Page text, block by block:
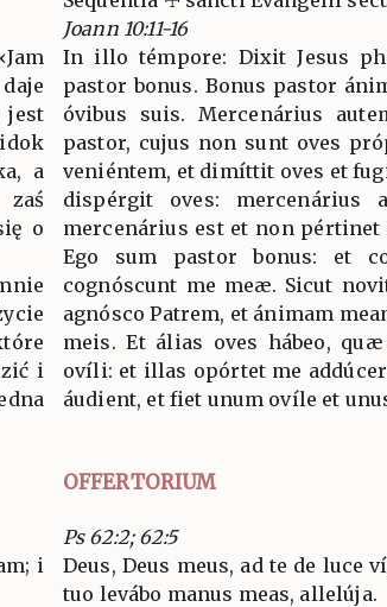
jest
a
o
i
Joann 10:11-16
In illo témpore: Dixit Jesus
pastor bonus. Bonus pastor
óvibus suis. Mercenárius
pastor, cujus non sunt oves
veniéntem, et dimíttit oves et
dispérgit oves: mercenárius
mercenárius est et non pértinet
Ego sum pastor bonus: et
cognóscunt me meæ. Sicut
agnósco Patrem, et ánimam
meis. Et álias oves hábeo,
ovíli: et illas opórtet me
áudient, et fiet unum ovíle et
OFFERTORIUM
i
Ps 62:2; 62:5
Deus, Deus meus, ad te de luce
tuo levábo manus meas, allelúja.